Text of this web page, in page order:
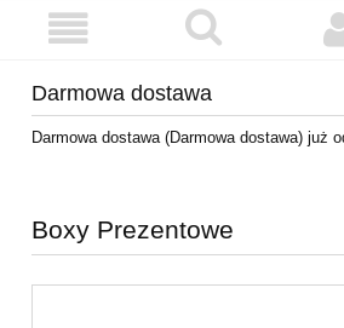
Darmowa dostawa
Darmowa dostawa (Darmowa dostawa) już
Boxy Prezentowe